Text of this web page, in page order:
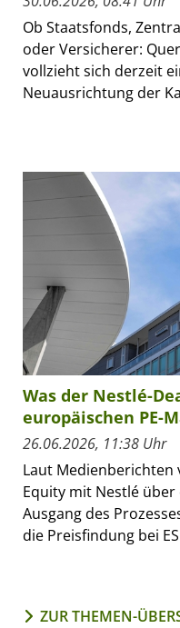
Ob Staatsfonds,
oder Versicherer:
vollzieht sich derzeit
Neuausrichtung der
Was der Nestlé-
europäischen PE-
26.06.2026, 11:38 Uhr
Laut
Equity mit Nestlé
Ausgang des
die Preisfindung bei
ZUR THEMEN-